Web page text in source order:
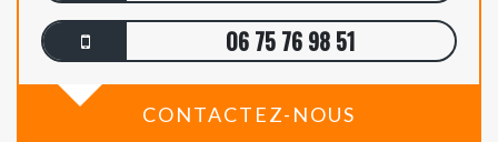
06 75 76 98 51
CONTACTEZ-NOUS